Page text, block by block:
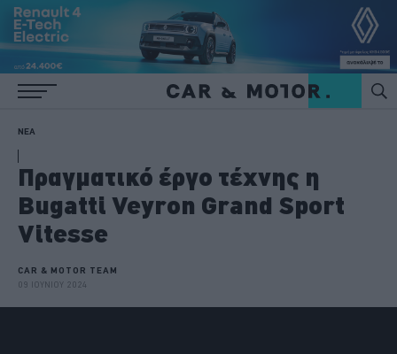
ΝΕΑ
Πραγματικό έργο τέχνης η
Bugatti Veyron Grand Sport
Vitesse
CAR & MOTOR TEAM
09 ΙΟΥΝΙΟΥ 2024